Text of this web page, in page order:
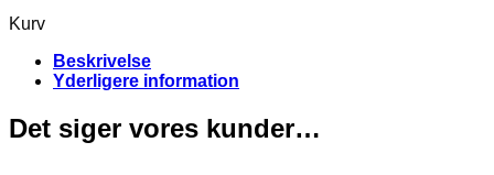
Kurv
Beskrivelse
Yderligere information
Det siger vores kunder…